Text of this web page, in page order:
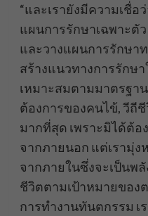
“และเรายังมีความเชื่
แผนการรักษาเฉพาะตั
และวางแผนการรักษา
สร้างแนวทางการรักษ
เหมาะสมตามมาตรฐา
ต้องการของคนไข้, วีถี
มากที่สุด เพราะมิได้ต้อ
จากภายนอก แต่เรามุ่ง
จากภายในซึ่งจะเป็นพ
ชีวิตตามเป้าหมายของ
การทำงานทันตกรรม เ